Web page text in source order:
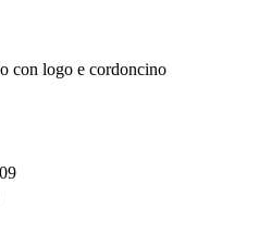
con logo e cordoncino